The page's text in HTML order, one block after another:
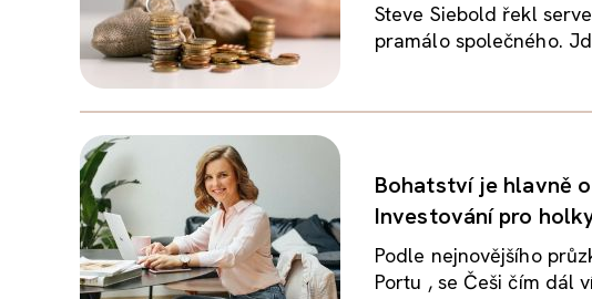
Steve Siebold řekl
pramálo společného.
Bohatství je hlavně
Investování pro
Podle nejnovějšího
Portu , se Češi čím dál